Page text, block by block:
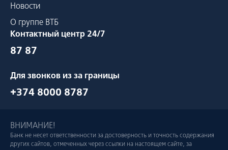
Новости
О группе ВТБ
Контактный центр 24/7
87 87
Для звонков из за границы
+374 8000 8787
ВНИМАНИЕ!
Банк не несет ответственности за достоверность и точность содержания
других сайтов, отмеченных через ссылки на настоящем сайте, за